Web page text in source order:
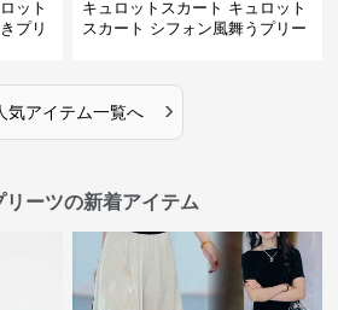
ット
プリ
キュロットスカート キュロット
スカート シフォン風舞うプリー
気アイテム一覧へ ›
ーツの新着アイテム